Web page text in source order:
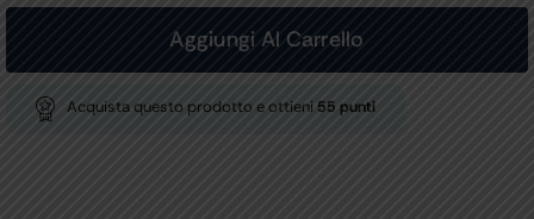
ANSA
8
mm
conf.
Aggiungi Al Carrello
Acquista questo prodotto e ottieni 55 punti